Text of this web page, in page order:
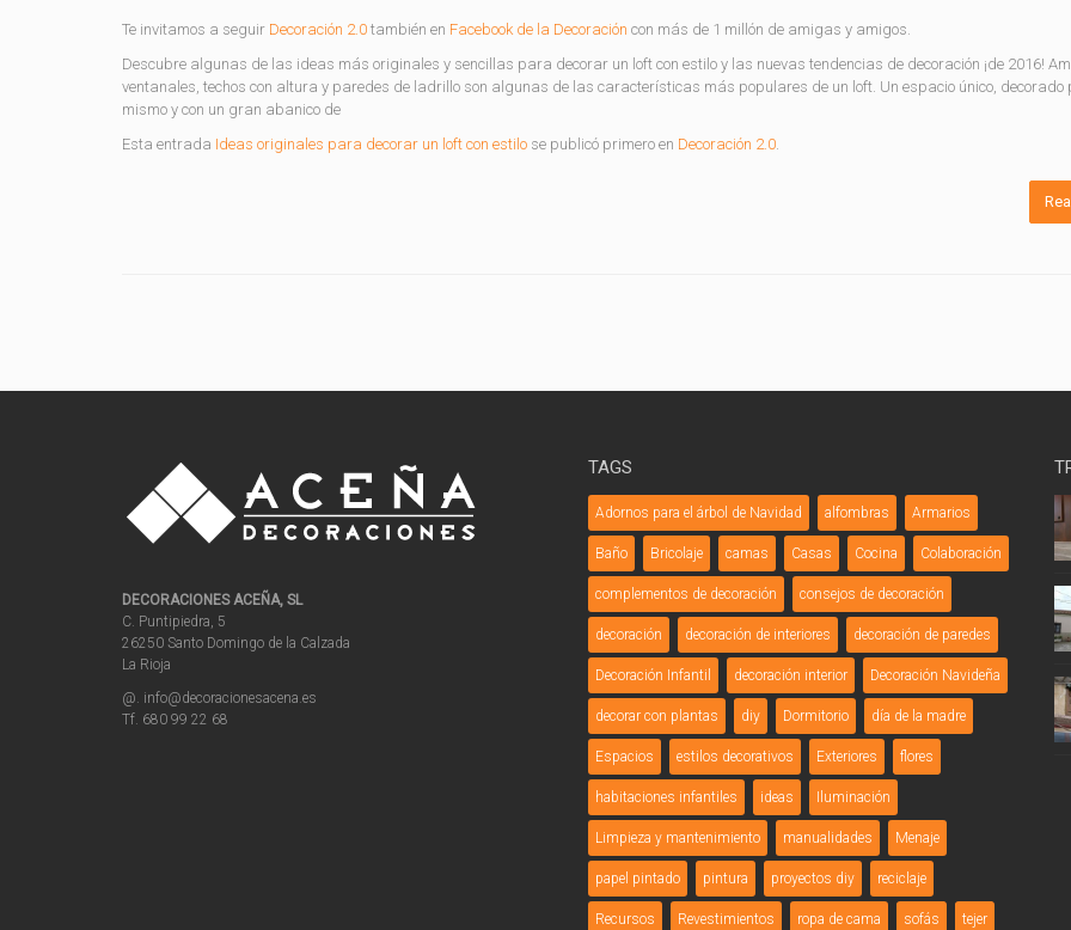
Te invitamos a seguir Decoración 2.0 también en Facebook de la Decoración con más de 1 millón de amigas y amigos.
Descubre algunas de las ideas más originales y sencillas para decorar un loft con estilo y las nuevas tendencias de decoración ¡de 2016!
ventanales, techos con altura y paredes de ladrillo son algunas de las características más populares de un loft. Un espacio único, decorado
mismo y con un gran abanico de
Esta entrada Ideas originales para decorar un loft con estilo se publicó primero en Decoración 2.0.
DECORACIONES ACEÑA, SL
C. Puntipiedra, 5
26250 Santo Domingo de la Calzada
La Rioja
@. info@decoracionesacena.es
Tf. 680 99 22 68
TAGS
Adornos para el árbol de Navidad alfombras Armarios
Baño Bricolaje camas Casas Cocina Colaboración
complementos de decoración consejos de decoración
decoración decoración de interiores decoración de paredes
Decoración Infantil decoración interior Decoración Navideña
decorar con plantas diy Dormitorio día de la madre
Espacios estilos decorativos Exteriores flores
habitaciones infantiles ideas Iluminación
Limpieza y mantenimiento manualidades Menaje
papel pintado pintura proyectos diy reciclaje
Recursos Revestimientos ropa de cama sofás tejer